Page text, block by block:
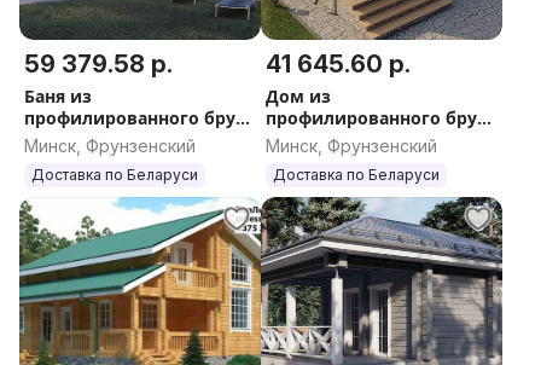
59 379.58 р.
Баня из
профилированного бруса
с террасой 38
Минск, Фрунзенский
Доставка по Беларуси
41 645.60 р.
Дом из
профилированного бруса
23
Минск, Фрунзенский
Доставка по Беларуси